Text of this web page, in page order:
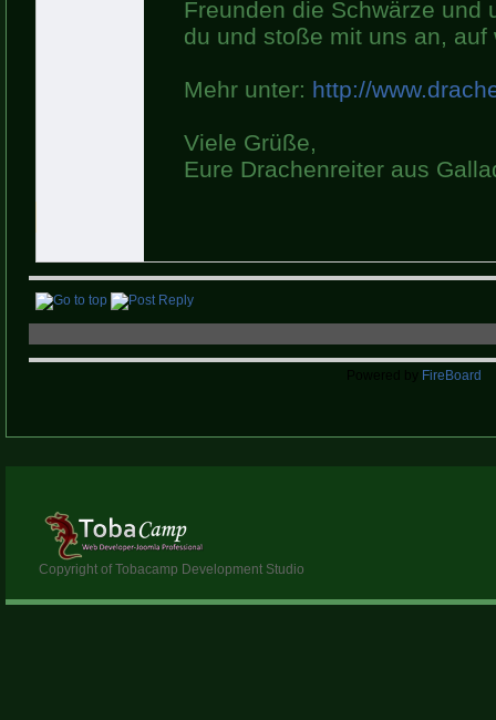
Freunden die Schwärze und
du und stoße mit uns an,
Mehr unter: http://
Viele Grüße,
Eure Drachenreiter aus
Powered by FireBoard
Copyright of Tobacamp Development Studio